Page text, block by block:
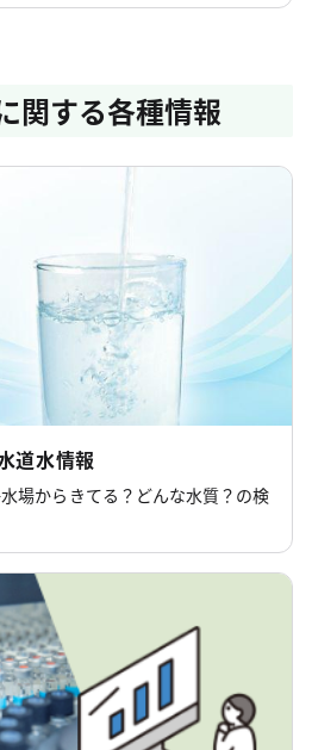
関する各種情報
道水情報
場からきてる？どんな水質？の検